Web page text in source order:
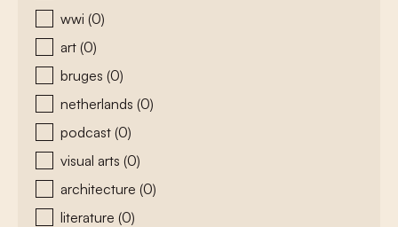
wwi (0)
art (0)
bruges (0)
netherlands (0)
podcast (0)
visual arts (0)
architecture (0)
literature (0)